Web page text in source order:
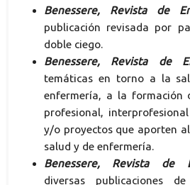
Benessere, Revista de
publicación revisada por
doble ciego.
Benessere, Revista de
temáticas en torno a la
enfermería, a la formación
profesional,
y/o proyectos que aporten
salud y de enfermería.
Benessere, Revista de
diversas publicaciones de